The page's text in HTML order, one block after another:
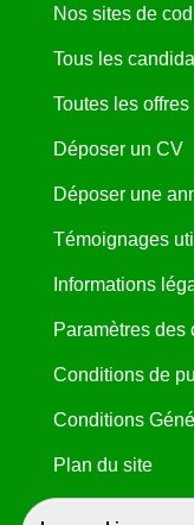
Nos sites de
Tous les
Toutes les
Déposer un CV
Déposer une
Témoignages
Informations
Paramètres des
Conditions de
Conditions
Plan du site